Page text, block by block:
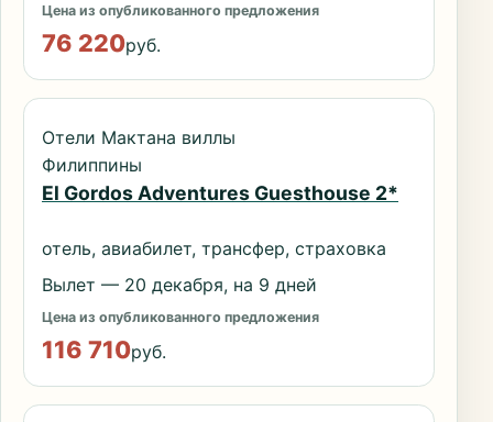
Цена из опубликованного предложения
76 220руб.
Отели Мактана виллы
Филиппины
El Gordos Adventures Guesthouse 2*
отель, авиабилет, трансфер, страховка
Вылет — 20 декабря, на 9 дней
Цена из опубликованного предложения
116 710руб.